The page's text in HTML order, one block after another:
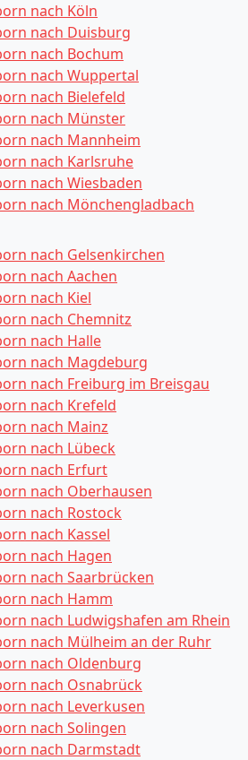
nach Köln
nach Duisburg
nach Bochum
nach Wuppertal
nach Bielefeld
nach Münster
nach Mannheim
nach Karlsruhe
nach Wiesbaden
nach Mönchen­gladbach
nach Gelsenkirchen
nach Aachen
nach Kiel
nach Chemnitz
nach Halle
nach Magdeburg
nach Freiburg im Breisgau
nach Krefeld
nach Mainz
nach Lübeck
nach Erfurt
nach Oberhausen
nach Rostock
nach Kassel
nach Hagen
nach Saarbrücken
nach Hamm
nach Ludwigshafen am Rhein
nach Mülheim an der Ruhr
nach Oldenburg
nach Osnabrück
nach Leverkusen
nach Solingen
nach Darmstadt